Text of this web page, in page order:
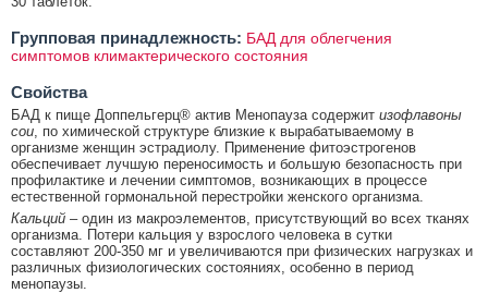
Групповая принадлежность: БАД для облегчения
симптомов климактерического состояния
Свойства
БАД к пище Доппельгерц® актив Менопауза содержит изофлавоны
сои , по химической структуре близкие к вырабатываемому в
организме женщин эстрадиолу. Применение фитоэстрогенов
обеспечивает лучшую переносимость и большую безопасность при
профилактике и лечении симптомов, возникающих в процессе
естественной гормональной перестройки женского организма.
Кальций – один из макроэлементов, присутствующий во всех тканях
организма. Потери кальция у взрослого человека в сутки
составляют 200-350 мг и увеличиваются при физических нагрузках и
различных физиологических состояниях, особенно в период
менопаузы.